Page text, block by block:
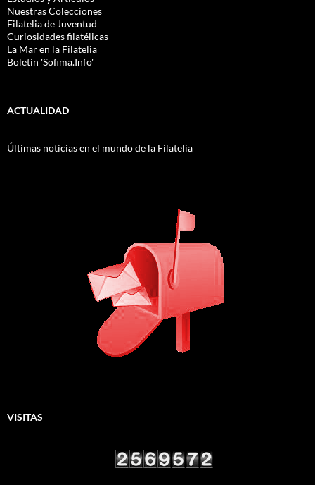
Nuestras Colecciones
Filatelia de Juventud
Curiosidades filatélicas
La Mar en la Filatelia
Boletin 'Sofima.Info'
ACTUALIDAD
Últimas noticias en el mundo de la Filatelia
VISITAS